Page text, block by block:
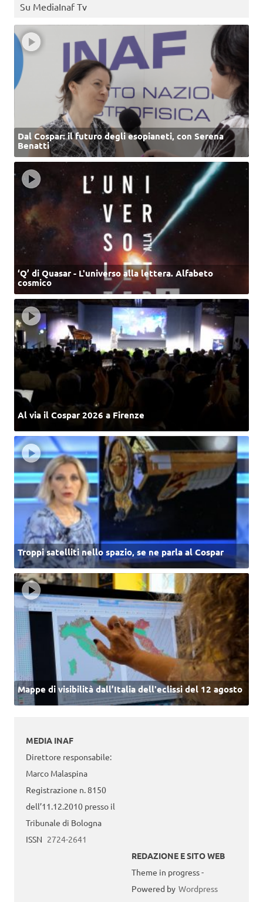
Su MediaInaf Tv
Dal Cospar: il futuro degli esopianeti, con Serena
Benatti
‘Q’ di Quasar - L'universo alla lettera. Alfabeto
cosmico
Al via il Cospar 2026 a Firenze
Troppi satelliti nello spazio, se ne parla al Cospar
Mappe di visibilità dall’Italia dell'eclissi del 12 agosto
MEDIA INAF
Direttore responsabile:
Marco Malaspina
Registrazione n. 8150
dell’11.12.2010 presso il
Tribunale di Bologna
ISSN 2724-2641
REDAZIONE E SITO WEB
Theme in progress -
Powered by Wordpress